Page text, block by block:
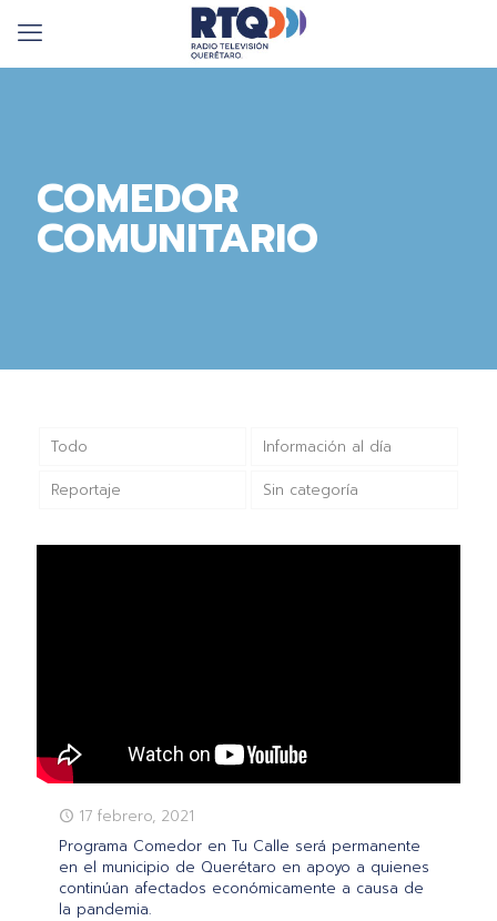
COMEDOR
COMUNITARIO
Todo Información al día
Reportaje Sin categoría
17 febrero, 2021
Programa Comedor en Tu Calle será permanente
en el municipio de Querétaro en apoyo a quienes
continúan afectados económicamente a causa de
la pandemia.